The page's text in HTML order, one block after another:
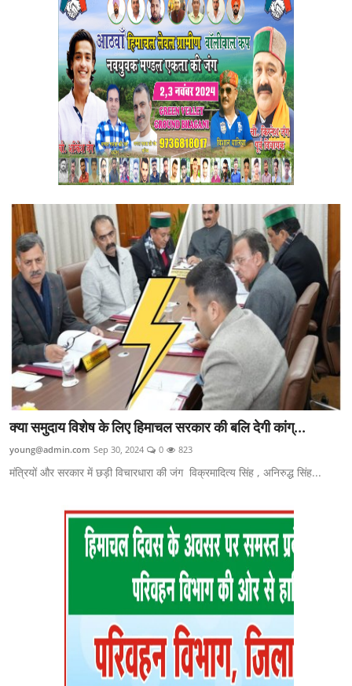
क्या समुदाय विशेष के लिए हिमाचल सरकार की बलि देगी कांग्...
young@admin.com Sep 30, 2024 0 823
मंत्रियों और सरकार में छड़ी विचारधारा की जंग विक्रमादित्य सिंह , अनिरुद्ध सिंह...